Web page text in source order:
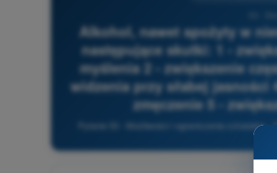
Alkohol, nawet spożyty w
następujące skutki: 1 -
myślenia 2 - zwiększenie
widzenia przy słabej
zmęczenie 5 -
Pytanie 53 - Możliwości i ograniczenia człowieka